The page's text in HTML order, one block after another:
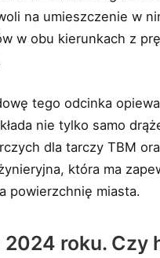
na umieszczenie w
w obu kierunkach z
tego odcinka
nie tylko samo
dla tarczy TBM
która ma
powierzchnię miasta.
roku. Czy